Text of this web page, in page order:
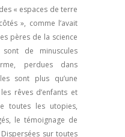
« espaces de terre
», comme l’avait
pères de la science
de minuscules
perdues dans
sont plus qu’une
rêves d’enfants et
toutes les utopies,
le témoignage de
sur toutes